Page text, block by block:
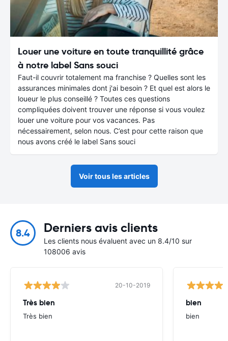
Louer une voiture en toute tranquillité grâce
à notre label Sans souci
Faut-il couvrir totalement ma franchise ? Quelles sont les
assurances minimales dont j'ai besoin ? Et quel est alors le
loueur le plus conseillé ? Toutes ces questions
compliquées doivent trouver une réponse si vous voulez
louer une voiture pour vos vacances. Pas
nécessairement, selon nous. C’est pour cette raison que
nous avons créé le label Sans souci
Voir tous les articles
8.4 Derniers avis clients
Les clients nous évaluent avec un 8.4/10 sur
108006 avis
20-10-2019
Très bien
Très bien
bien
bien